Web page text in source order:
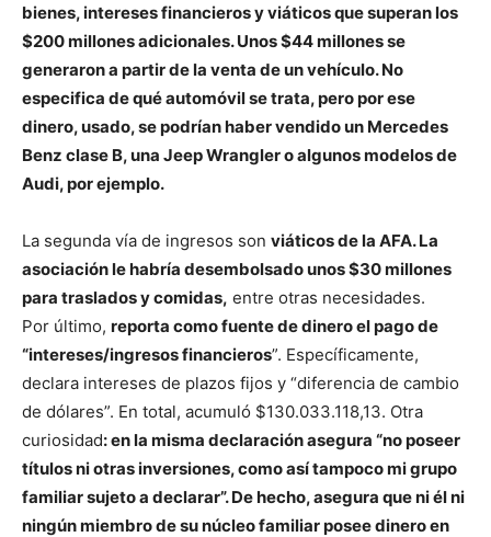
bienes, intereses financieros y viáticos que superan los
$200 millones adicionales. Unos $44 millones se
generaron a partir de la venta de un vehículo. No
especifica de qué automóvil se trata, pero por ese
dinero, usado, se podrían haber vendido un Mercedes
Benz clase B, una Jeep Wrangler o algunos modelos de
Audi, por ejemplo.
La segunda vía de ingresos son viáticos de la AFA. La
asociación le habría desembolsado unos $30 millones
para traslados y comidas, entre otras necesidades.
Por último, reporta como fuente de dinero el pago de
“intereses/ingresos financieros”. Específicamente,
declara intereses de plazos fijos y “diferencia de cambio
de dólares”. En total, acumuló $130.033.118,13. Otra
curiosidad: en la misma declaración asegura “no poseer
títulos ni otras inversiones, como así tampoco mi grupo
familiar sujeto a declarar”. De hecho, asegura que ni él ni
ningún miembro de su núcleo familiar posee dinero en